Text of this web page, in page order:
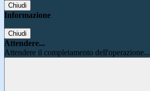
Chiudi
Informazione
Chiudi
Attendere...
Attendere il completamento dell'operazione...